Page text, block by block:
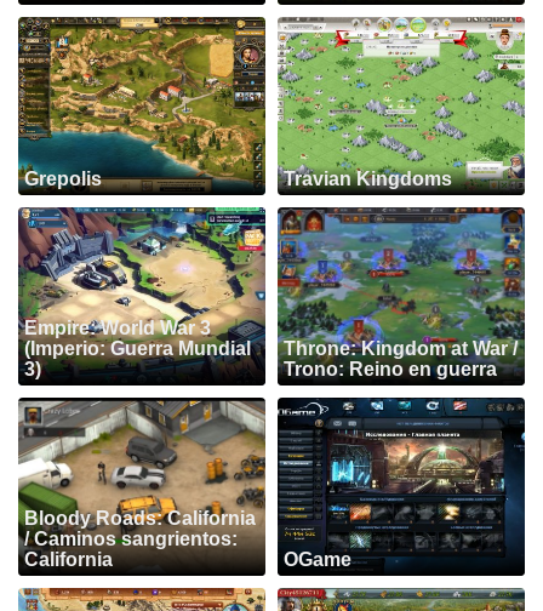
Grepolis Travian Kingdoms
Empire: World War 3
(Imperio: Guerra Mundial
3)
Throne: Kingdom at War /
Trono: Reino en guerra
Bloody Roads: California
/ Caminos sangrientos:
California
OGame